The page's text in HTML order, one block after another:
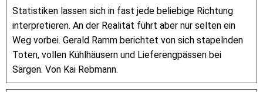
Statistiken lassen sich in fast jede beliebige Richtung
interpretieren. An der Realität führt aber nur selten ein
Weg vorbei. Gerald Ramm berichtet von sich stapelnden
Toten, vollen Kühlhäusern und Lieferengpässen bei
Särgen. Von Kai Rebmann.